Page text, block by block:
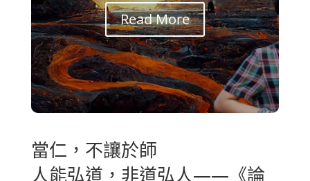
Read More
當仁，不讓於師
人能弘道，非道弘人——《論